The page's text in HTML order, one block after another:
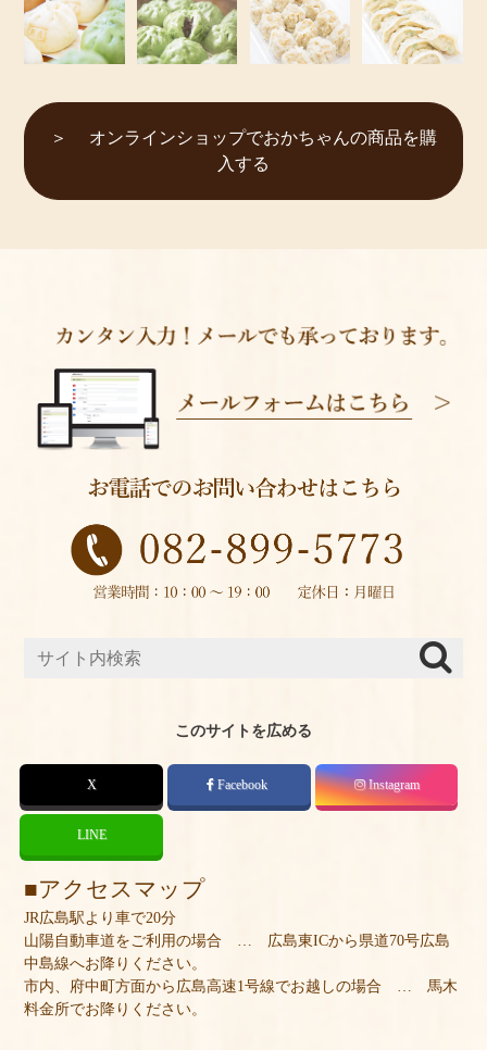
オンラインショップでおかちゃんの商品を購
入する
このサイトを広める
X Facebook Instagram
LINE
アクセスマップ
JR広島駅より車で20分
山陽自動車道をご利用の場合 … 広島東ICから県道70号広島
中島線へお降りください。
市内、府中町方面から広島高速1号線でお越しの場合 … 馬木
料金所でお降りください。